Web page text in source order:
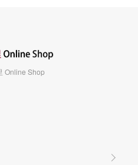
Online Shop